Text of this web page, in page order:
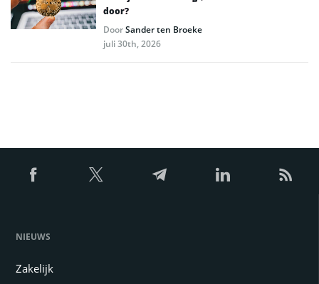
door?
DoorSander ten Broeke
juli 30th, 2026
NIEUWS
Zakelijk